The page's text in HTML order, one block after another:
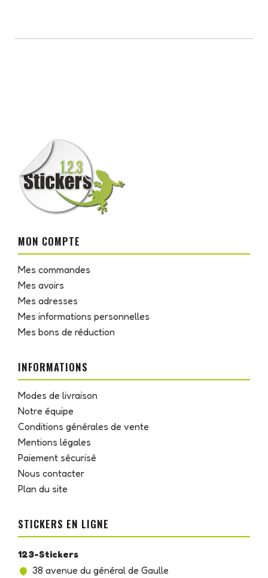
MON COMPTE
Mes commandes
Mes avoirs
Mes adresses
Mes informations personnelles
Mes bons de réduction
INFORMATIONS
Modes de livraison
Notre équipe
Conditions générales de vente
Mentions légales
Paiement sécurisé
Nous contacter
Plan du site
STICKERS EN LIGNE
123-Stickers
38 avenue du général de Gaulle